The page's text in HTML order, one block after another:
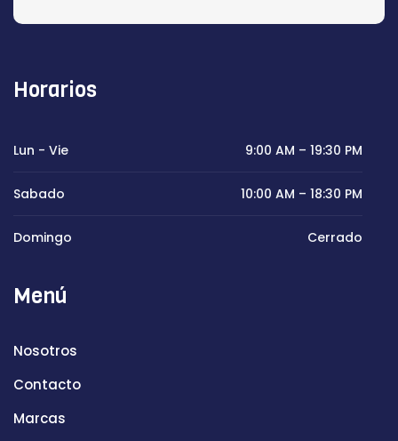
Horarios
Lun - Vie 9:00 AM – 19:30 PM
Sabado 10:00 AM – 18:30 PM
Domingo Cerrado
Menú
Nosotros
Contacto
Marcas